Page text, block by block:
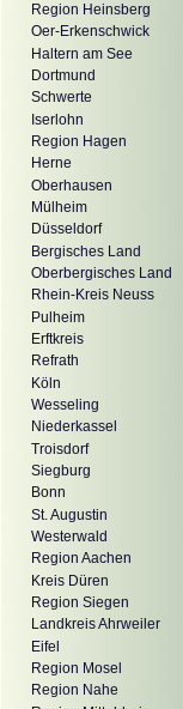
Region Heinsberg
Oer-Erkenschwick
Haltern am See
Dortmund
Schwerte
Iserlohn
Region Hagen
Herne
Oberhausen
Mülheim
Düsseldorf
Bergisches Land
Oberbergisches Land
Rhein-Kreis Neuss
Pulheim
Erftkreis
Refrath
Köln
Wesseling
Niederkassel
Troisdorf
Siegburg
Bonn
St. Augustin
Westerwald
Region Aachen
Kreis Düren
Region Siegen
Landkreis Ahrweiler
Eifel
Region Mosel
Region Nahe